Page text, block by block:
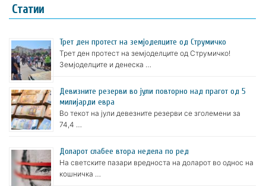
Статии
Трет ден протест на земјоделците од Струмичко
Трет ден протест на земјоделците од Струмичко!
Земјоделците и денеска …
Девизните резерви во јули повторно над прагот од 5
милијарди евра
Во текот на јули девезните резерви се зголемени за
74,4 …
Доларот слабее втора недела по ред
На светските пазари вредноста на доларот во однос на
кошничка …